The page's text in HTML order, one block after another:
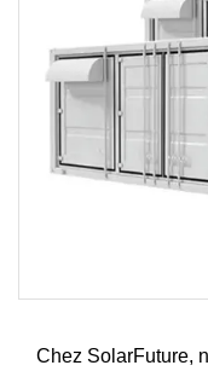
Chez SolarFuture,